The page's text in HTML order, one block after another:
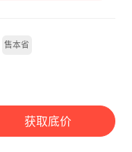
售本省
获取底价